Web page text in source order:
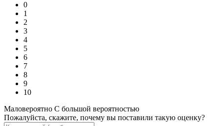
0
1
2
3
4
5
6
7
8
9
10
Маловероятно С большой вероятностью
Пожалуйста, скажите, почему вы поставили такую оценку?